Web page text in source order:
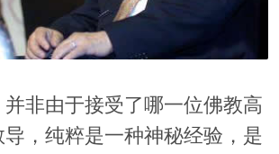
非由于接受了哪一位佛教高
，纯粹是一种神秘经验，是